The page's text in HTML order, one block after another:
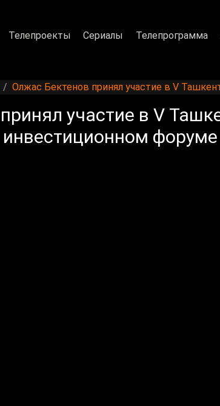
Телепроекты Сериалы Телепрограмма
Олжас Бектенов принял участие в V
участие в V
форуме